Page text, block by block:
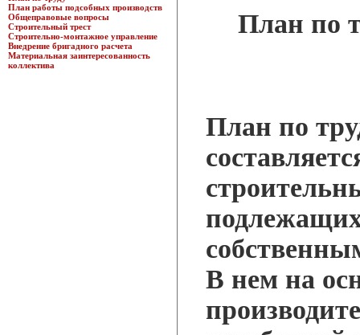
План работы подсобных производств
Общеправовые вопросы
Строительный трест
Строительно-монтажное управление
Внедрение бригадного расчета
Материальная заинтересованность
коллектива
План по
План по
В нем на